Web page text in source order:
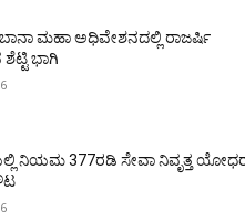
ಮಹಾ ಅಧಿವೇಶನದಲ್ಲಿ ರಾಜರ್ಷಿ
ಭಾಗಿ
ನಿಯಮ 377ರಡಿ ಸೇವಾ ನಿವೃತ್ತ